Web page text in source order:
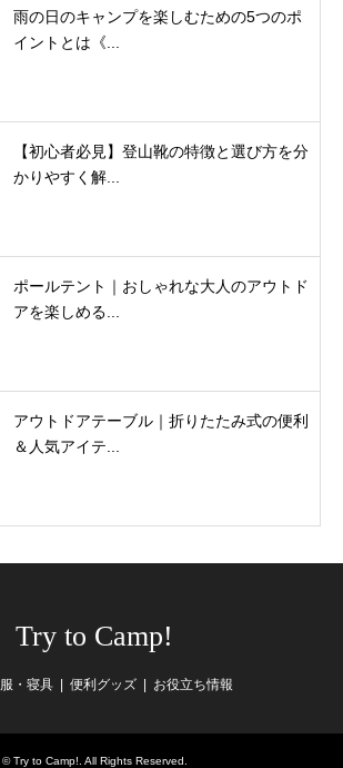
雨の日のキャンプを楽しむための5つのポ
イントとは《...
【初心者必見】登山靴の特徴と選び方を分
かりやすく解...
ポールテント｜おしゃれな大人のアウトド
アを楽しめる...
アウトドアテーブル｜折りたたみ式の便利
＆人気アイテ...
Try to Camp!
服・寝具 便利グッズ お役立ち情報
©Try to Camp! . All Rights Reserved.